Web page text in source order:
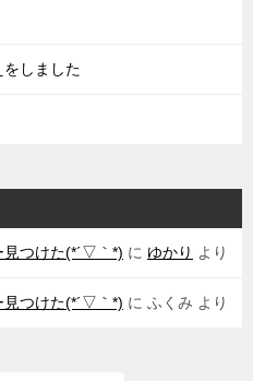
しました
見つけた(*´▽｀*) に ゆかり より
見つけた(*´▽｀*) に ふくみ より